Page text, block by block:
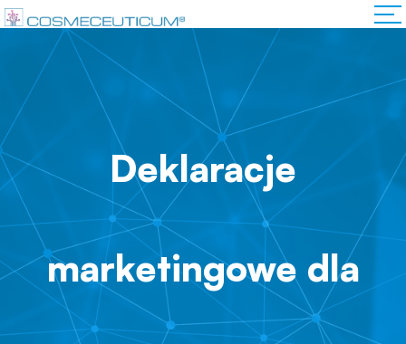
Deklaracje
marketingowe dla